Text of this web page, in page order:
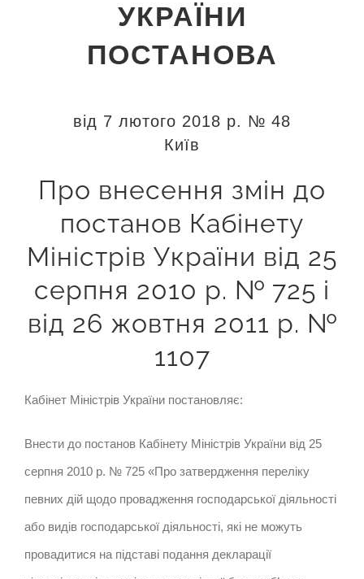
УКРАЇНИ
ПОСТАНОВА
від 7 лютого 2018 р. № 48
Київ
Про внесення змін до
постанов Кабінету
Міністрів України від 25
серпня 2010 р. № 725 і
від 26 жовтня 2011 р. №
1107
Кабінет Міністрів України постановляє:
Внести до постанов Кабінету Міністрів України від 25
серпня 2010 р. № 725 «Про затвердження переліку
певних дій щодо провадження господарської діяльності
або видів господарської діяльності, які не можуть
провадитися на підставі подання декларації